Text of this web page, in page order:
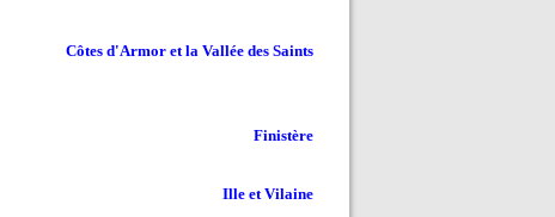
Côtes d'Armor et la Vallée des Saints
Finistère
Ille et Vilaine